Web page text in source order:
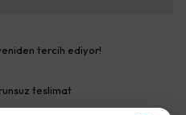
tercih ediyor!
teslimat